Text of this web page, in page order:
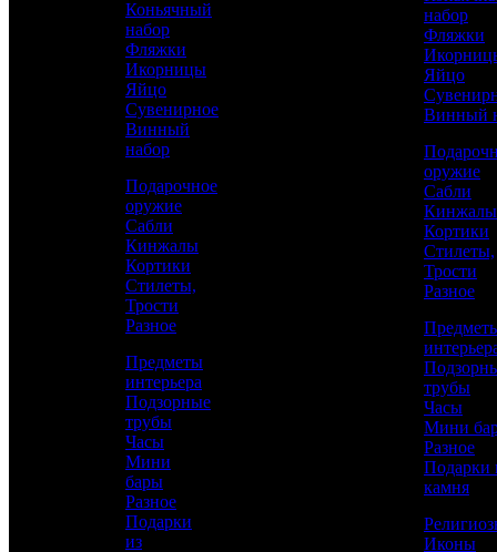
золотом
Аристократ
Водочный набор
67 000 р.
Коньячный
набор
Фляжки
Икорницы
Яйцо
Сувенирное
Винный
набор
Подарочное
оружие
Сабли
Кинжалы
Кортики
Стилеты,
Трости
Разное
Предметы
интерьера
Подзорные
трубы
Часы
Мини
бары
Разное
Подарки
из
набор
Фляжки
Яйцо
Винный
оружие
Сабли
Кинжалы
Кортики
Стилеты,
Трости
Разное
трубы
Часы
Мини
Разное
Подарки
камня
Иконы